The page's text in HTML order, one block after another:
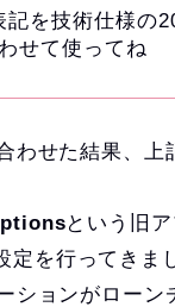
記を技術仕様の
せて使ってね
わせた結果、上
という旧
定を行ってきま
ションがローン